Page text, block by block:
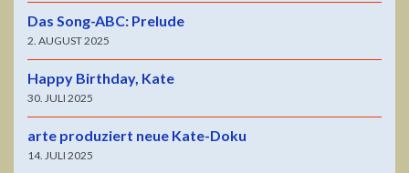
Das Song-ABC: Prelude
2. AUGUST 2025
Happy Birthday, Kate
30. JULI 2025
arte produziert neue Kate-Doku
14. JULI 2025